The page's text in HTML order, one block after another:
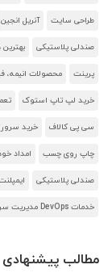
طراحی سایت آنریل انجین
صندلی پلاستیکی بهترین
پرینت محصولات انیمه،
خرید لپ تاپ استوک
سی پی کالاف خرید
چاپ روی چسب امداد
صندلی پلاستیکی
خدمات DevOps مدیریت سرور
مطالب پیشنهادی